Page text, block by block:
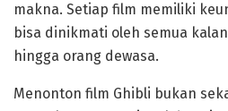
makna. Setiap film memiliki
bisa dinikmati oleh semua
hingga orang dewasa.
Menonton film Ghibli bukan